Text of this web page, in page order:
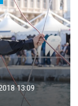
13:09